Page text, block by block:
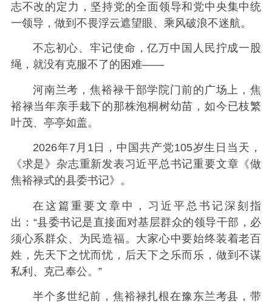
志不改的定力，坚持党的全面领导和党中央集中统
一领导，做到不畏浮云遮望眼、乘风破浪不迷航。
不忘初心、牢记使命，亿万中国人民拧成一股
绳，就没有克服不了的困难——
河南兰考，焦裕禄干部学院门前的广场上，焦
裕禄当年亲手栽下的那株泡桐树幼苗，如今已枝繁
叶茂、亭亭如盖。
2026年7月1日，中国共产党105岁生日当天，
《求是》杂志重新发表习近平总书记重要文章《做
焦裕禄式的县委书记》。
在这篇重要文章中，习近平总书记深刻指
出：“县委书记是直接面对基层群众的领导干部，必
须心系群众、为民造福。大家心中要始终装着老百
姓，先天下之忧而忧，后天下之乐而乐，做到不谋
私利、克己奉公。”
半个多世纪前，焦裕禄扎根在豫东兰考县，带